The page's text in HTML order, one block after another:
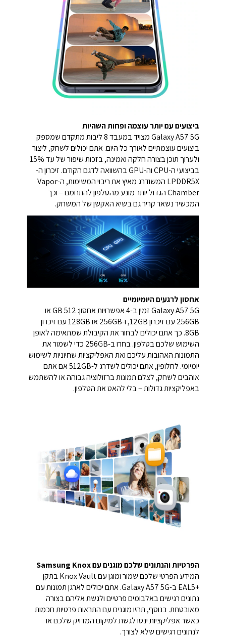
ביצועים עם יותר עוצמה ופחות השהיות
Galaxy A57 5G מצויד במעבד 8 ליבות מתקדם שמספק
ביצועים עוצמתיים לאורך כל היום. אתם יכולים לשחק, ליצור
ולערוך תוכן בצורה חלקה ואמינה, בזכות שיפור של עד 15%
בביצועי ה-CPU וה-GPU בהשוואה לדגם הקודם. זיכרון ה-
LPDDR5X המשודרג מאיץ את ריבוי המשימות, ה-Vapor
Chamber הגדול יותר מונע מהטלפון להתחמם – וכך
המכשיר נשאר קריר גם בשיא האקשן של המשחק.
אחסון לרגעים היומיומיים
Galaxy A57 5G זמין ב-4 אפשרויות אחסון: 512 GB או
256GB עם זיכרון 12GB, ‏ו-256GB או 128GB עם זיכרון
8GB. כך אתם יכולים לבחור את הקיבולת שמתאימה לאופן
השימוש שלכם בטלפון. בחרו ב-256GB כדי לשמור את
התמונות האהובות עליכם ואת האפליקציות שחיוניות לשימוש
יומיומי. לחלופין, אתם יכולים לשדרג ל-512GB אם אתם
אוהבים לשחק, לצלם תמונות ברזולוציה גבוהה או להשתמש
באפליקציות גדולות – בלי להאט את הטלפון.
הפרטיות והנתונים שלכם מוגנים עם Samsung Knox
המידע הפרטי שלכם שמור ומוגן עם Knox Vault בתקן
+EAL5 ב-Galaxy A57 5G. אתם יכולים לארגן תמונות עם
נתונים רגישים באלבומים פרטיים ולגשת אליהם בצורה
מאובטחת. בנוסף, תהיו מוגנים עם התראות פרטיוּת חכמות
כאשר אפליקציות ינסו לגשת למיקום המדויק שלכם או
לנתונים רגישים שלא לצורך.